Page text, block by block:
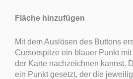
Fläche hinzufügen
Mit dem Auslösen des Buttons
Cursorspitze ein blauer Punkt
der Karte nachzeichnen kannst.
ein Punkt gesetzt, der die